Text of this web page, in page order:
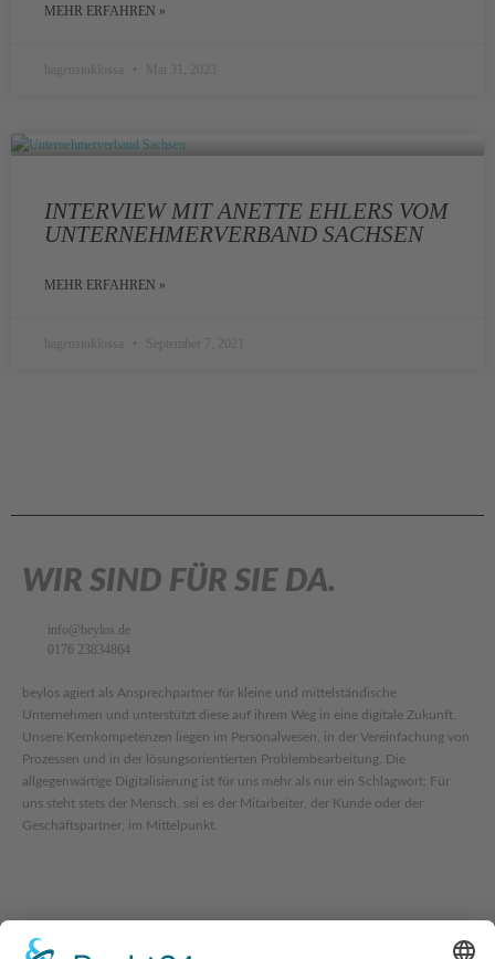
MEHR ERFAHREN »
hagenstoklossa Mai 31, 2023
INTERVIEW MIT ANETTE EHLERS VOM
UNTERNEHMERVERBAND SACHSEN
MEHR ERFAHREN »
hagenstoklossa September 7, 2021
WIR SIND FÜR SIE DA.
info@beylos.de
0176 23834864
beylos agiert als Ansprechpartner für kleine und mittelständische
Unternehmen und unterstützt diese auf ihrem Weg in eine digitale Zukunft.
Unsere Kernkompetenzen liegen im Personalwesen, in der Vereinfachung von
Prozessen und in der lösungsorientierten Problembearbeitung. Die
allgegenwärtige Digitalisierung ist für uns mehr als nur ein Schlagwort: Für
uns steht stets der Mensch, sei es der Mitarbeiter, der Kunde oder der
Geschäftspartner, im Mittelpunkt.